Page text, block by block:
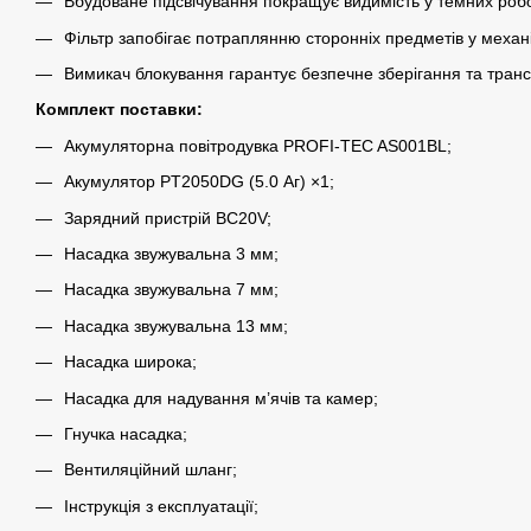
Фільтр запобігає потраплянню сторонніх предметів у
Вимикач блокування гарантує безпечне зберігання та
Комплект поставки:
Акумуляторна повітродувка PROFI-TEC AS001BL;
Акумулятор PT2050DG (5.0 Аг) ×1;
Зарядний пристрій BC20V;
Насадка звужувальна 3 мм;
Насадка звужувальна 7 мм;
Насадка звужувальна 13 мм;
Насадка широка;
Насадка для надування м’ячів та камер;
Гнучка насадка;
Вентиляційний шланг;
Інструкція з експлуатації;